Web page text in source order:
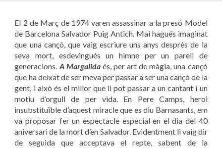
El 2 de Març de 1974 varen assassinar a la presó Model
de Barcelona Salvador Puig Antich. Mai hagués imaginat
que una cançó, que vaig escriure uns anys desprès de la
seva mort, esdevingués un himne per un parell de
generacions. A Margalidaés, per art de màgia, una cançó
que ha deixat de ser meva per passar a ser una cançó de la
gent, i això és el millor que li pot passar a un cantant i un
motiu d’orgull de per vida. En Pere Camps, heroi
insubstituïble d’aquest miracle que es diu Barnasants, em
va proposar fer un espectacle especial en el dia del 40
aniversari de la mort d’en Salvador. Evidentment li vaig dir
de seguida que acceptava el repte, sabent de la